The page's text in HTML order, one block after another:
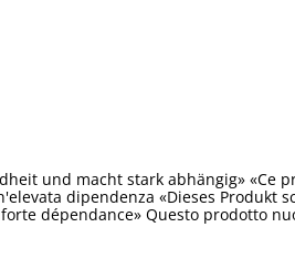
und macht stark abhängig»
dipendenza «Dieses
dépendance» Questo prodotto